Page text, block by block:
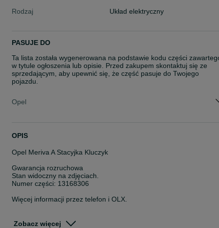
Rodzaj
Układ elektryczny
PASUJE DO
Ta lista została wygenerowana na podstawie kodu części
w tytule ogłoszenia lub opisie. Przed zakupem skontaktuj się ze
sprzedającym, aby upewnić się, że część pasuje do Twojego
pojazdu.
Opel
OPIS
Opel Meriva A Stacyjka Kluczyk
Gwarancja rozruchowa
Stan widoczny na zdjęciach.
Numer części: 13168306
Więcej informacji przez telefon i OLX.
Nr magazynowy: 57731/B106
Zobacz więcej